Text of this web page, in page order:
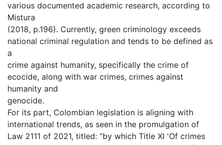
various documented academic research, according to
Mistura
(2018, p.196). Currently, green criminology exceeds
national criminal regulation and tends to be defined as
a
crime against humanity, specifically the crime of
ecocide, along with war crimes, crimes against
humanity and
genocide.
For its part, Colombian legislation is aligning with
international trends, as seen in the promulgation of
Law 2111 of 2021, titled: “by which Title XI 'Of crimes